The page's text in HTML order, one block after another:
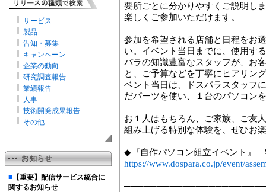
サービス
製品
告知・募集
キャンペーン
企業の動向
研究調査報告
業績報告
人事
技術開発成果報告
その他
■ 【重要】配信サービス統合に
関するお知らせ
要所ごとに分かりやすくご説明し
楽しくご参加いただけます。
参加を希望される店舗と日程をお
い。イベント当日までに、使用す
パラの知識豊富なスタッフが、お
と、ご予算などを丁寧にヒアリン
ベント当日は、ドスパラスタッフ
だパーツを使い、１台のパソコン
お１人はもちろん、ご家族、ご友
組み上げる特別な体験を、ぜひお
◆『自作パソコン組立イベント』
https://www.dospara.co.jp/event/